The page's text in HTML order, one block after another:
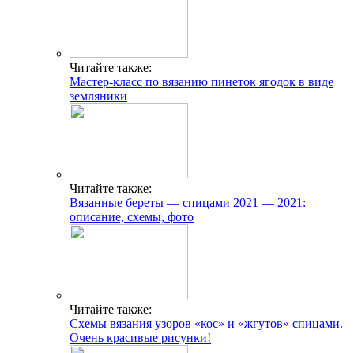
Читайте также:
Мастер-класс по вязанию пинеток ягодок в виде
земляники
Читайте также:
Вязанные береты — спицами 2021 — 2021:
описание, схемы, фото
Читайте также:
Схемы вязания узоров «кос» и «жгутов» спицами.
Очень красивые рисунки!